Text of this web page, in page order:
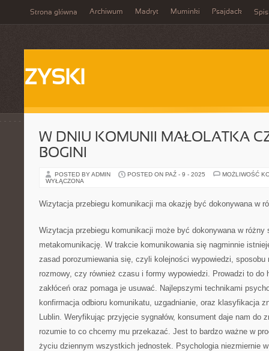
Strona główna Archiwum Madryt Muminki Psajdack Spis
ZYSKI
W DNIU KOMUNII MAŁOLATKA
BOGINI
POSTED BY ADMIN POSTED ON PAŹ - 9 - 2025
MOŻLIWOŚĆ
WYŁĄCZONA
Wizytacja przebiegu komunikacji ma okazję być dokonywana w
Wizytacja przebiegu komunikacji może być dokonywana w
metakomunikację. W trakcie komunikowania się nagminnie
zasad porozumiewania się, czyli kolejności wypowiedzi,
rozmowy, czy również czasu i formy wypowiedzi. Prowadzi to do
zakłóceń oraz pomaga je usuwać. Najlepszymi technikami
konfirmacja odbioru komunikatu, uzgadnianie, oraz klasyfikacja
Lublin. Weryfikując przyjęcie sygnałów, konsument daje nam do
rozumie to co chcemy mu przekazać. Jest to bardzo ważne w
życiu dziennym wszystkich jednostek. Psychologia niezmiernie